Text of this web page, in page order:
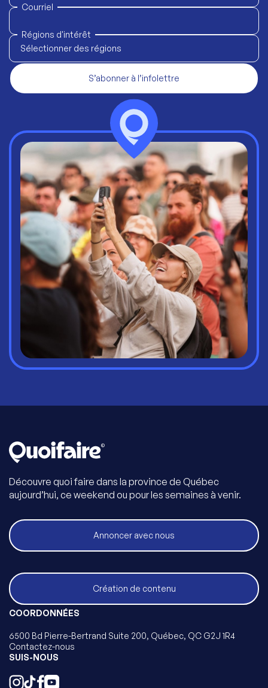
Courriel
Régions d'intérêt
Sélectionner des régions
S’abonner à l’infolettre
Découvre quoi faire dans la province de Québec
aujourd’hui, ce weekend ou pour les semaines à venir.
Annoncer avec nous
Création de contenu
COORDONNÉES
6500 Bd Pierre-Bertrand Suite 200, Québec, QC G2J 1R4
Contactez-nous
SUIS-NOUS